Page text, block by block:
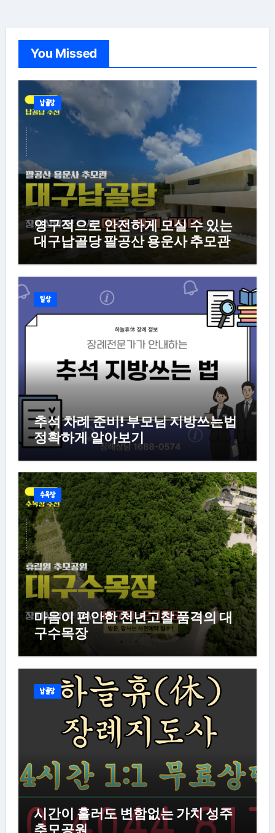
You Missed
납골당
영구적으로 안전하게 모실 수 있는
대구납골당 팔공산 용운사 추모관
일상
추석 차례 준비! 부모님 지방쓰는법
정확하게 알아보기
수목장
마음이 편안한 천년고찰 품격의 대
구수목장
납골당
시간이 흘러도 변함없는 가치 성주
추모공원